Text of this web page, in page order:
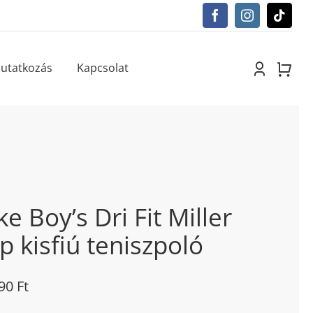
Kapcsolat
Boy’s Dri Fit Miller
kisfiú teniszpoló
Ft